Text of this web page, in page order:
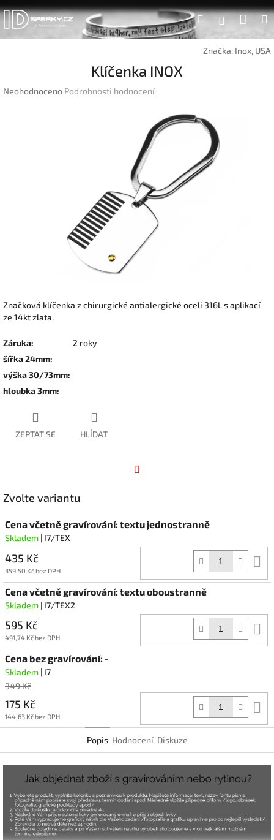
Přejít
na
obsah
Hledat
Značka: Inox, USA
Klíčenka INOX
Průměrné
Neohodnoceno Podrobnosti hodnocení
Značková klíčenka z chirurgické antialergické oceli 316L s aplikací
ze 14kt zlata.
Záruka:
2 roky
šířka 24mm:
výška 30/73mm:
hloubka 3mm:
ZEPTAT SE HLÍDAT
Zvolte variantu
Cena včetně gravírování: textu jednostranně
Skladem | I7/TEX
435 Kč
359,50 Kč bez DPH
Cena včetně gravírování: textu oboustranně
Skladem | I7/TEX2
595 Kč
491,74 Kč bez DPH
Cena bez gravírování: -
Skladem | I7
349 Kč
175 Kč
144,63 Kč bez DPH
Popis Hodnocení Diskuze